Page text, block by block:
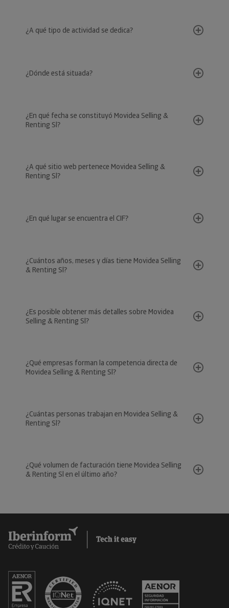
¿A qué tipo de actividad se dedica?
¿Dónde está situada?
¿En qué fecha se constituyó Movidea Selling &
Renting Sl?
¿A qué sitio web pertenece Movidea Selling &
Renting Sl?
¿En qué lugar se encuentra el CIF?
¿Cuántos años, meses y días tiene Movidea Selling
& Renting Sl?
¿Es posible obtener más detalles sobre Movidea
Selling & Renting Sl?
¿Qué empresas forman la competencia directa de
Movidea Selling & Renting Sl?
¿Cuántas personas trabajan en Movidea Selling &
Renting Sl?
¿Qué volumen de facturación tiene Movidea Selling
& Renting Sl en el último año?